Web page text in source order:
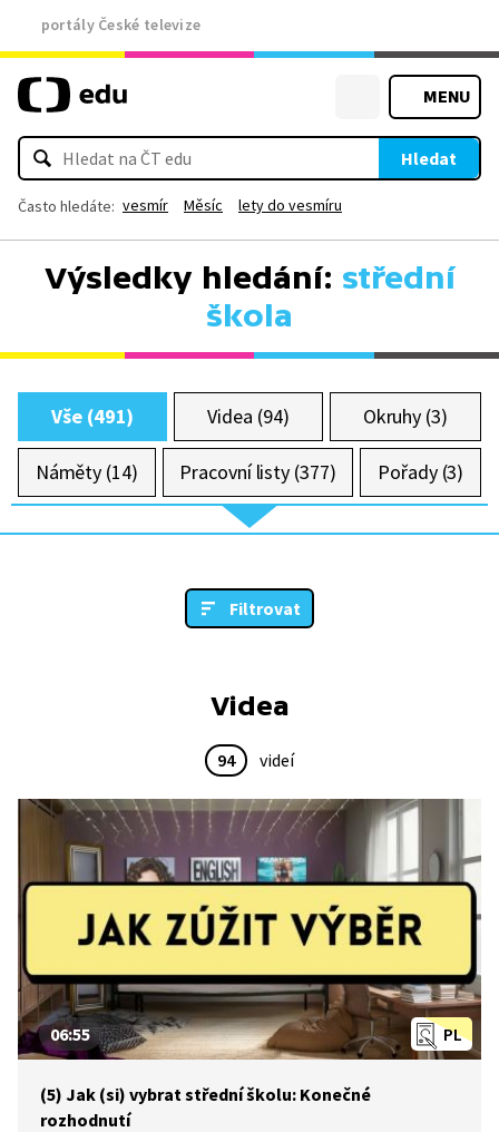
portály České televize
MENU
Hledat
Často hledáte: vesmír Měsíc lety do vesmíru
Výsledky hledání: střední
škola
Vše (491) Videa (94) Okruhy (3)
Náměty (14) Pracovní listy (377) Pořady (3)
Filtrovat
Videa
94 videí
PL
06:55
(5) Jak (si) vybrat střední školu: Konečné
rozhodnutí